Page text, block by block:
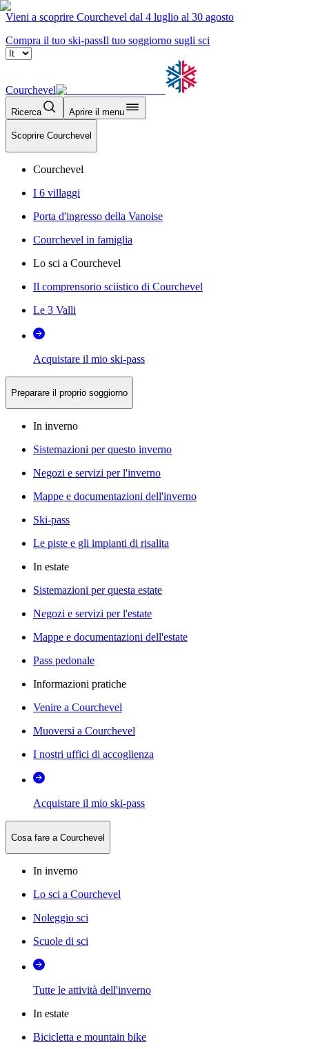
Vieni a scoprire Courchevel dal 4 luglio al 30 agosto
Compra il tuo ski-passIl tuo soggiorno sugli sci
Courchevel
Ricerca Aprire il menu
Scoprire Courchevel
Courchevel
I 6 villaggi
Porta d'ingresso della Vanoise
Courchevel in famiglia
Lo sci a Courchevel
Il comprensorio sciistico di Courchevel
Le 3 Valli
Acquistare il mio ski-pass
Preparare il proprio soggiorno
In inverno
Sistemazioni per questo inverno
Negozi e servizi per l'inverno
Mappe e documentazioni dell'inverno
Ski-pass
Le piste e gli impianti di risalita
In estate
Sistemazioni per questa estate
Negozi e servizi per l'estate
Mappe e documentazioni dell'estate
Pass pedonale
Informazioni pratiche
Venire a Courchevel
Muoversi a Courchevel
I nostri uffici di accoglienza
Acquistare il mio ski-pass
Cosa fare a Courchevel
In inverno
Lo sci a Courchevel
Noleggio sci
Scuole di sci
Tutte le attività dell'inverno
In estate
Bicicletta e mountain bike